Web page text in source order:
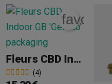
Fleurs CBD Indoor GB 'Gelatto'
(4)